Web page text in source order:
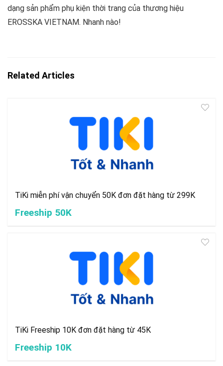
dạng sản phẩm phụ kiện thời trang của thương hiệu
EROSSKA VIETNAM. Nhanh nào!
Related Articles
TiKi miễn phí vận chuyển 50K đơn đặt hàng từ 299K
Freeship 50K
TiKi Freeship 10K đơn đặt hàng từ 45K
Freeship 10K